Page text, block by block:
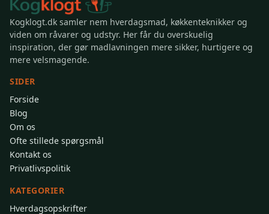
Kogklogt.dk samler nem hverdagsmad, køkkenteknikker og
viden om råvarer og udstyr. Her får du overskuelig
inspiration, der gør madlavningen mere sikker, hurtigere og
mere velsmagende.
SIDER
Forside
Blog
Om os
Ofte stillede spørgsmål
Kontakt os
Privatlivspolitik
KATEGORIER
Hverdagsopskrifter